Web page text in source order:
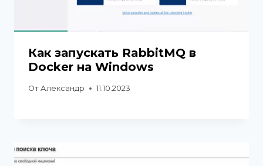
Как запускать RabbitMQ в
Docker на Windows
От Александр 11.10.2023